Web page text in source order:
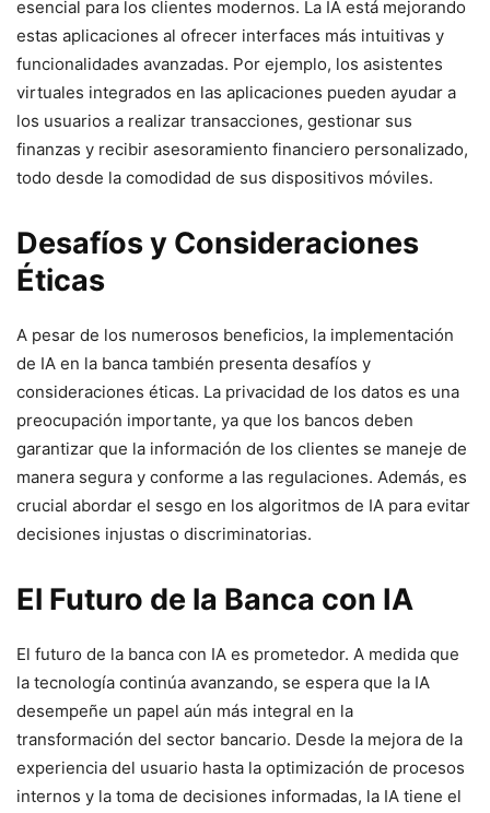
esencial para los clientes modernos. La IA está mejorando
estas aplicaciones al ofrecer interfaces más intuitivas y
funcionalidades avanzadas. Por ejemplo, los asistentes
virtuales integrados en las aplicaciones pueden ayudar a
los usuarios a realizar transacciones, gestionar sus
finanzas y recibir asesoramiento financiero personalizado,
todo desde la comodidad de sus dispositivos móviles.
Desafíos y Consideraciones
Éticas
A pesar de los numerosos beneficios, la implementación
de IA en la banca también presenta desafíos y
consideraciones éticas. La privacidad de los datos es una
preocupación importante, ya que los bancos deben
garantizar que la información de los clientes se maneje de
manera segura y conforme a las regulaciones. Además, es
crucial abordar el sesgo en los algoritmos de IA para evitar
decisiones injustas o discriminatorias.
El Futuro de la Banca con IA
El futuro de la banca con IA es prometedor. A medida que
la tecnología continúa avanzando, se espera que la IA
desempeñe un papel aún más integral en la
transformación del sector bancario. Desde la mejora de la
experiencia del usuario hasta la optimización de procesos
internos y la toma de decisiones informadas, la IA tiene el